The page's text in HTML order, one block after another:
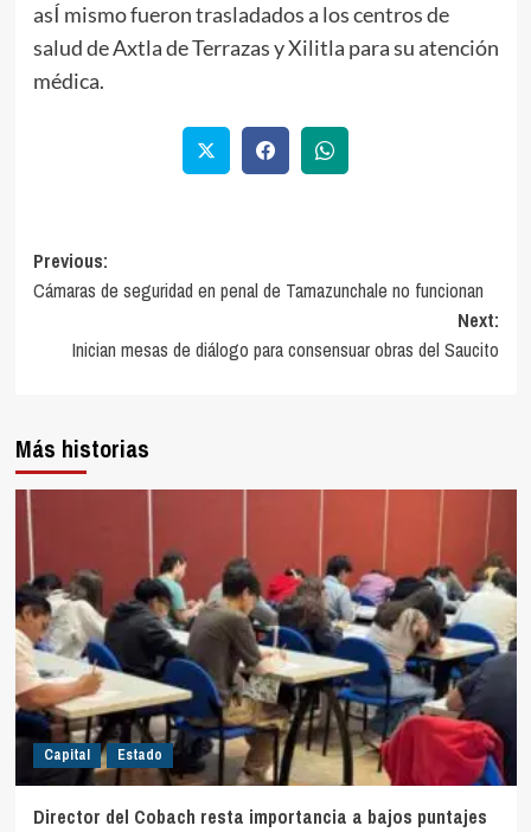
asÍ mismo fueron trasladados a los centros de
salud de Axtla de Terrazas y Xilitla para su atención
médica.
Previous:
Cámaras de seguridad en penal de Tamazunchale no funcionan
Next:
Inician mesas de diálogo para consensuar obras del Saucito
Más historias
Capital Estado
Director del Cobach resta importancia a bajos puntajes